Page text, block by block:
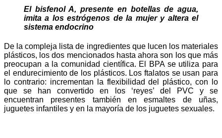
El bisfenol A, presente en botellas de agua,
imita a los estrógenos de la mujer y altera el
sistema endocrino
De la compleja lista de ingredientes que lucen los materiales
plásticos, los dos mencionados hasta ahora son los que más
preocupan a la comunidad científica. El BPA se utiliza para
el endurecimiento de los plásticos. Los ftalatos se usan para
lo contrario: incrementan la flexibilidad del plástico, con lo
que se han convertido en los ‘reyes’ del PVC y se
encuentran presentes también en esmaltes de uñas,
juguetes infantiles y en la mayoría de los juguetes sexuales.